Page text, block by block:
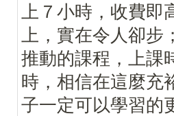
上７小時，收費即
上，實在令人卻步
推動的課程，上課
時，相信在這麼充
子一定可以學習的